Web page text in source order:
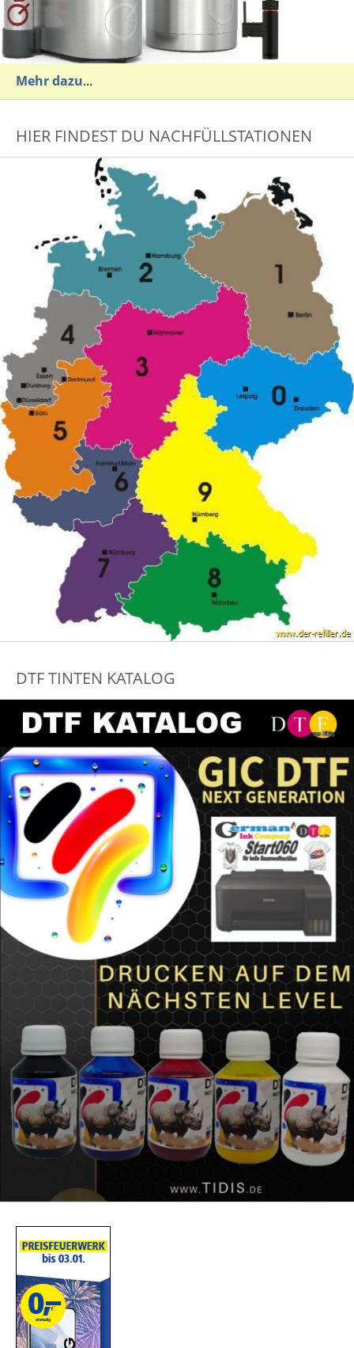
Mehr dazu...
HIER FINDEST DU NACHFÜLLSTATIONEN
DTF TINTEN KATALOG